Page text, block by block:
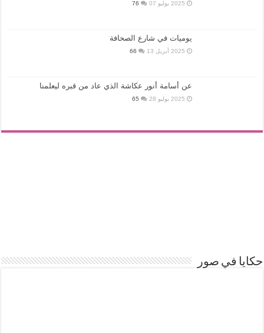
2025 يوليو 07 76
يوميات في شارع الصحافة
2025 أبريل 13 66
عن أسامة أنور عكاشة الذي عاد من قبره ليعلمنا
2025 يوليو 28 65
حكايا في صور